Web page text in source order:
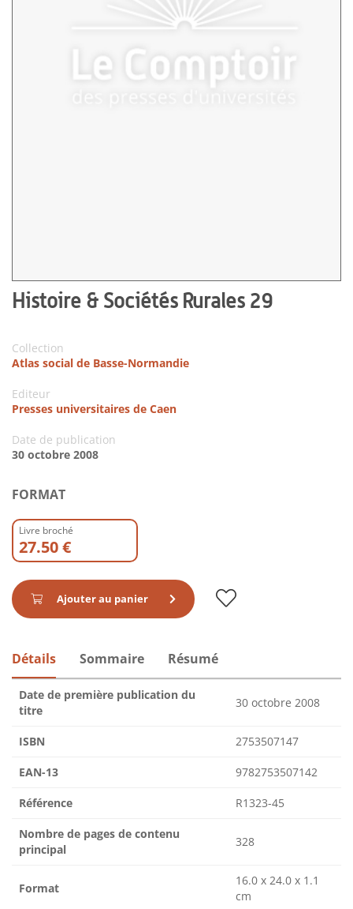
Histoire & Sociétés Rurales 29
Collection
Atlas social de Basse-Normandie
Editeur
Presses universitaires de Caen
Date de publication
30 octobre 2008
FORMAT
Livre broché
27.50 €
Ajouter au panier
Détails Sommaire Résumé
Date de première publication du
titre
30 octobre 2008
ISBN 2753507147
EAN-13 9782753507142
Référence R1323-45
Nombre de pages de contenu
principal
328
Format
16.0 x 24.0 x 1.1
cm